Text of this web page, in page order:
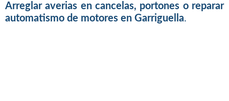
Arreglar averias en cancelas, portones o reparar
automatismo de motores en Garriguella.